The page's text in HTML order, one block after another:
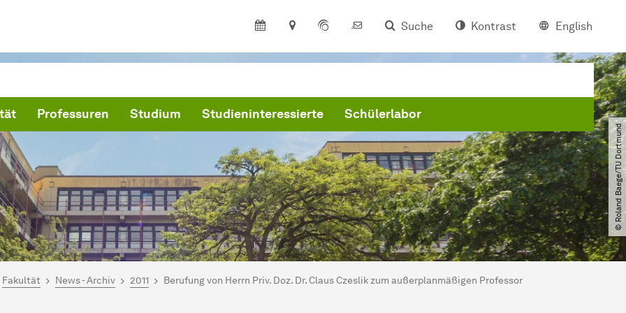
Suche Kontrast English
Professuren Studium Studieninteressierte Schülerlabor
© Roland Baege​/​TU Dortmund
hier:
Fakultät News - Archiv 2011 Berufung von Herrn Priv. Doz. Dr. Claus Czeslik zum außerplanmäßigen Professor